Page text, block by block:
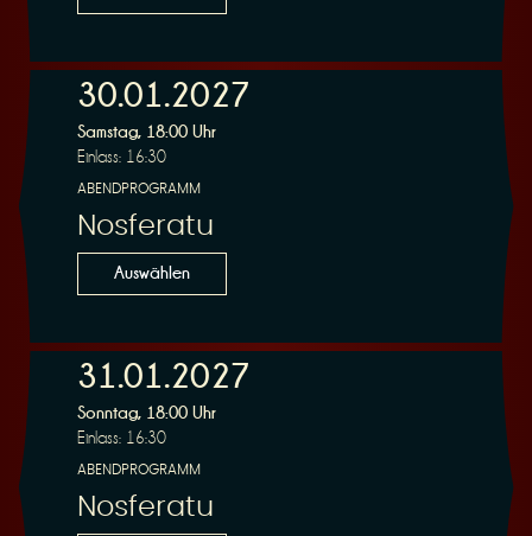
30.01.2027
Samstag, 18:00 Uhr
Einlass: 16:30
ABENDPROGRAMM
Nosferatu
Auswählen
31.01.2027
Sonntag, 18:00 Uhr
Einlass: 16:30
ABENDPROGRAMM
Nosferatu